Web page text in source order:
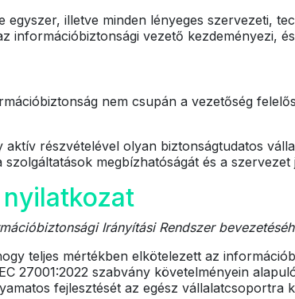
illetve minden lényeges szervezeti,
információbiztonsági vezető kezdeményezi,
nem csupán a vezetőség
részvételével olyan biztonságtudatos
megbízhatóságát és a szervezet
Irányítási Rendszer
teljes mértékben elkötelezett az
27001:2022 szabvány követelményein
fejlesztését az egész vállalatcsoportra